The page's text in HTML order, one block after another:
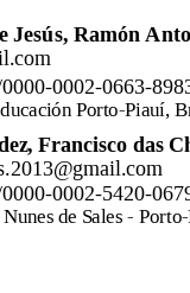
Jesús, Ramón
0002-0663-
ión Porto-Piauí,
Francisco das
0002-5420-
de Sales -